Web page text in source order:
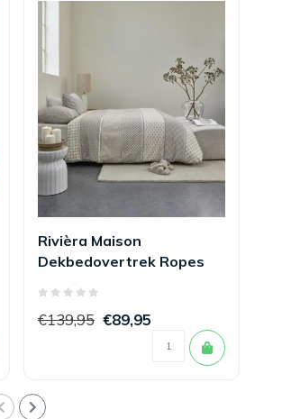
Rivièra Maison
Dekbedovertrek Ropes
€139,95 €89,95